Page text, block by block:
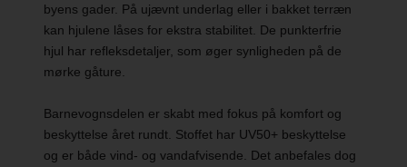
byens gader. På ujævnt underlag eller i bakket terræn
kan hjulene låses for ekstra stabilitet. De punkterfrie
hjul har refleksdetaljer, som øger synligheden på de
mørke gåture.
Barnevognsdelen er skabt med fokus på komfort og
beskyttelse året rundt. Stoffet har UV50+ beskyttelse
og er både vind- og vandafvisende. Det anbefales dog